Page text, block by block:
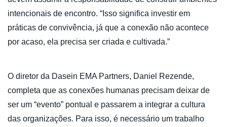
intencionais de encontro. “Isso significa investir em
práticas de convivência, já que a conexão não acontece
por acaso, ela precisa ser criada e cultivada.”
O diretor da Dasein EMA Partners, Daniel Rezende,
completa que as conexões humanas precisam deixar de
ser um “evento” pontual e passarem a integrar a cultura
das organizações. Para isso, é necessário um trabalho